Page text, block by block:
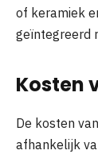
of keramiek
geïntegreerd
Kosten
De kosten
afhankelijk